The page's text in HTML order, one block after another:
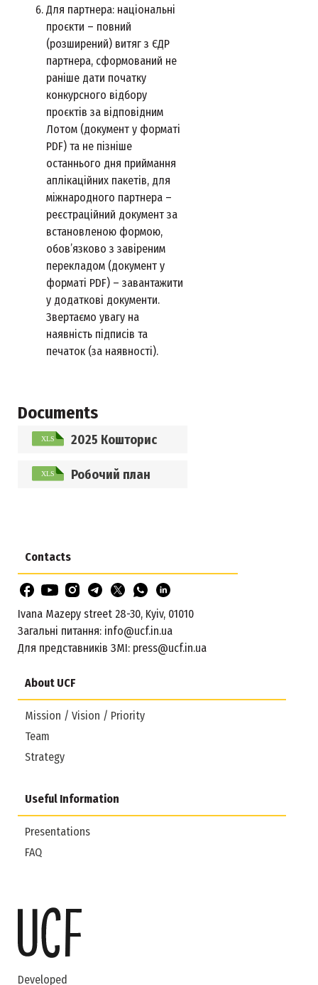
Для партнера: національні
проєкти – повний
(розширений) витяг з ЄДР
партнера, сформований не
раніше дати початку
конкурсного відбору
проєктів за відповідним
Лотом (документ у форматі
PDF) та не пізніше
останнього дня приймання
аплікаційних пакетів, для
міжнародного партнера –
реєстраційний документ за
встановленою формою,
обов’язково з завіреним
перекладом (документ у
форматі PDF) – завантажити
у додаткові документи.
Звертаємо увагу на
наявність підписів та
печаток (за наявності).
Documents
2025 Кошторис
Робочий план
Developed
About UCF
Mission / Vision / Priority
Team
Strategy
Useful Information
Presentations
FAQ
Contacts
Ivana Mazepy street 28-30, Kyiv, 01010
Загальні питання: info@ucf.in.ua
Для представників ЗМІ: press@ucf.in.ua